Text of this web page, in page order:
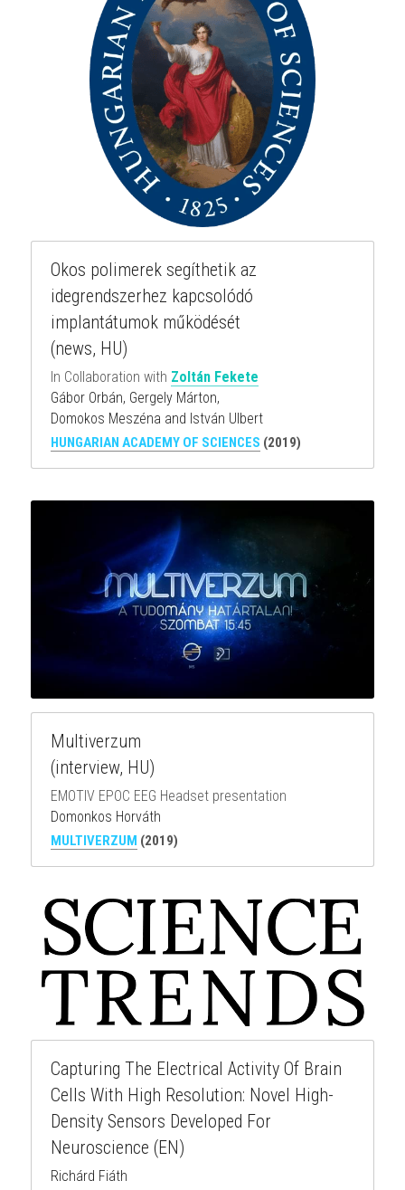
Okos polimerek segíthetik az
idegrendszerhez kapcsolódó
implantátumok működését
(news, HU)
In Collaboration with Zoltán Fekete
Gábor Orbán, Gergely Márton,
Domokos Meszéna and István Ulbert
HUNGARIAN ACADEMY OF SCIENCES (2019)
Multiverzum
(interview, HU)
EMOTIV EPOC EEG Headset presentation
Domonkos Horváth
MULTIVERZUM (2019)
Capturing The Electrical Activity Of Brain
Cells With High Resolution: Novel High-
Density Sensors Developed For
Neuroscience (EN)
Richárd Fiáth